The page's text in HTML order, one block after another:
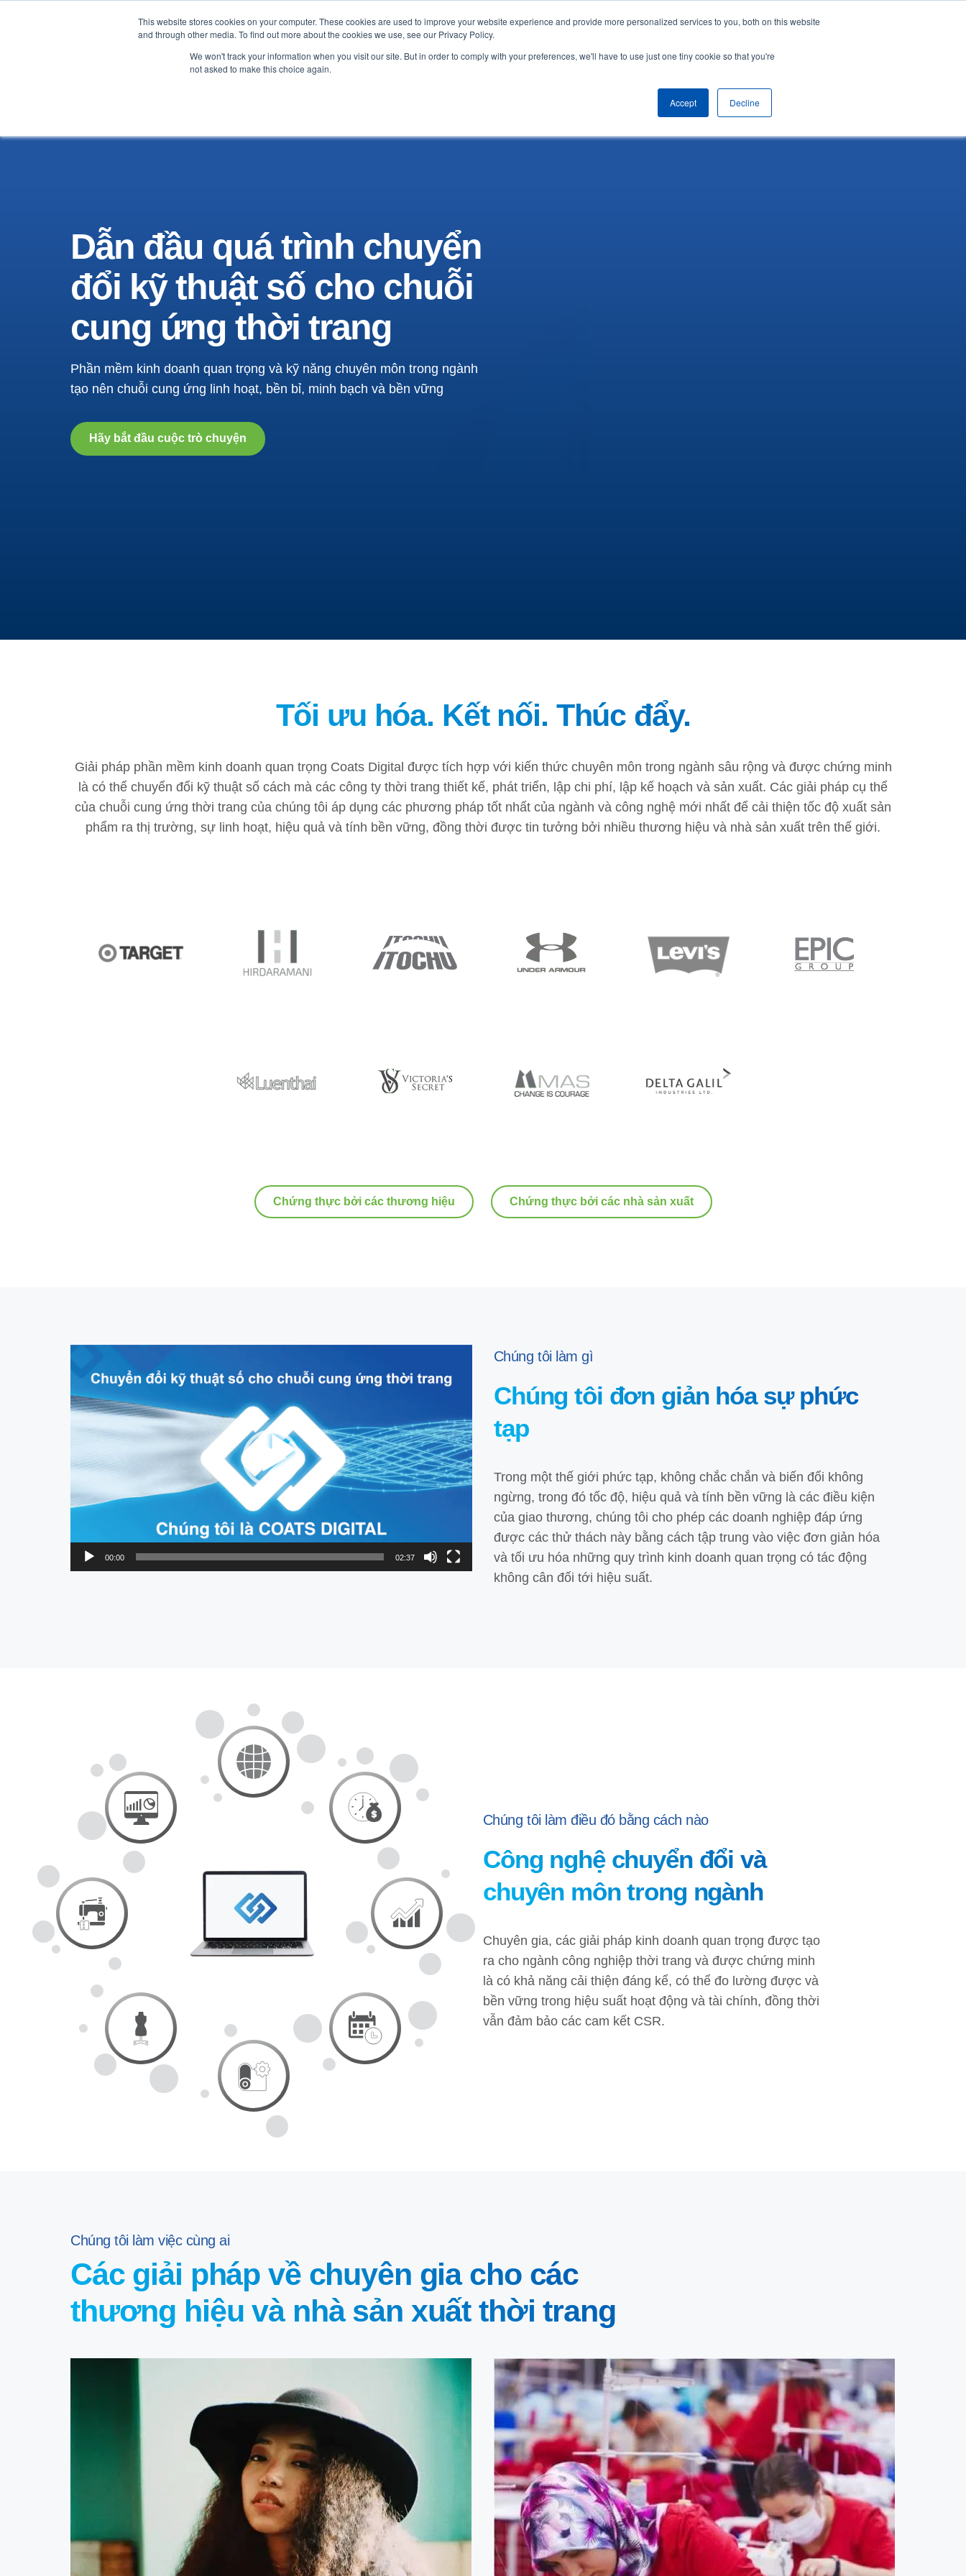
This website stores cookies on your computer. These cookies are used to improve your website experience and provide more personalized services to you, both on this website
and through other media. To find out more about the cookies we use, see our Privacy Policy.
We won't track your information when you visit our site. But in order to comply with your preferences, we'll have to use just one tiny cookie so that you're
not asked to make this choice again.
Accept Decline
Nhãn Hàng Nhà sản xuất lời chứng thực Bảng Tin Về chúng tôi Liên hệ
Dẫn đầu quá trình chuyển
đổi kỹ thuật số cho chuỗi
cung ứng thời trang
Phần mềm kinh doanh quan trọng và kỹ năng chuyên môn trong ngành
tạo nên chuỗi cung ứng linh hoạt, bền bỉ, minh bạch và bền vững
Hãy bắt đầu cuộc trò chuyện
Tối ưu hóa. Kết nối. Thúc đẩy.
Giải pháp phần mềm kinh doanh quan trọng Coats Digital được tích hợp với kiến thức chuyên môn trong ngành sâu rộng và được chứng minh
là có thể chuyển đổi kỹ thuật số cách mà các công ty thời trang thiết kế, phát triển, lập chi phí, lập kế hoạch và sản xuất. Các giải pháp cụ thể
của chuỗi cung ứng thời trang của chúng tôi áp dụng các phương pháp tốt nhất của ngành và công nghệ mới nhất để cải thiện tốc độ xuất sản
phẩm ra thị trường, sự linh hoạt, hiệu quả và tính bền vững, đồng thời được tin tưởng bởi nhiều thương hiệu và nhà sản xuất trên thế giới.
Chứng thực bởi các thương hiệu Chứng thực bởi các nhà sản xuất
Video
00:00 02:37
Chúng tôi làm gì
Chúng tôi đơn giản hóa sự phức
tạp
Trong một thế giới phức tạp, không chắc chắn và biến đổi không
ngừng, trong đó tốc độ, hiệu quả và tính bền vững là các điều kiện
của giao thương, chúng tôi cho phép các doanh nghiệp đáp ứng
được các thử thách này bằng cách tập trung vào việc đơn giản hóa
và tối ưu hóa những quy trình kinh doanh quan trọng có tác động
không cân đối tới hiệu suất.
Chúng tôi làm điều đó bằng cách nào
Công nghệ chuyển đổi và
chuyên môn trong ngành
Chuyên gia, các giải pháp kinh doanh quan trọng được tạo
ra cho ngành công nghiệp thời trang và được chứng minh
là có khả năng cải thiện đáng kể, có thể đo lường được và
bền vững trong hiệu suất hoạt động và tài chính, đồng thời
vẫn đảm bảo các cam kết CSR.
Chúng tôi làm việc cùng ai
Các giải pháp về chuyên gia cho các
thương hiệu và nhà sản xuất thời trang